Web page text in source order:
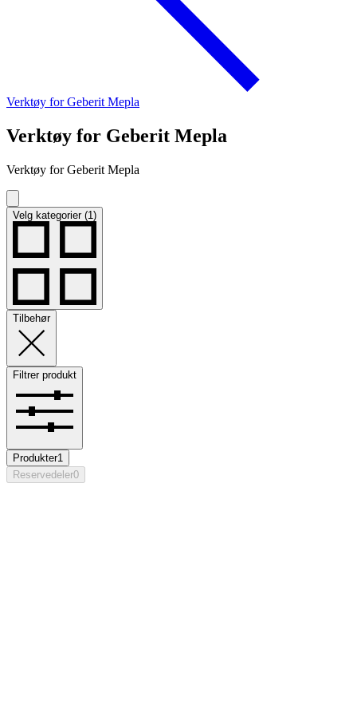
Verktøy for Geberit Mepla
Verktøy for Geberit Mepla
Verktøy for Geberit Mepla
Velg kategorier (1)
Tilbehør
Filtrer produkt
Produkter1
Reservedeler0